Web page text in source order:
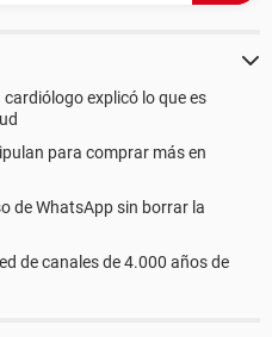
explicó lo que es
para comprar más en
de WhatsApp sin borrar la
de canales de 4.000 años de